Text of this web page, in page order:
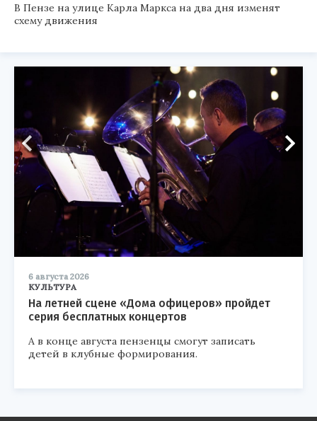
В Пензе на улице Карла Маркса на два дня изменят
схему движения
6 августа 2026
КУЛЬТУРА
На летней сцене «Дома офицеров» пройдет
серия бесплатных концертов
А в конце августа пензенцы смогут записать
детей в клубные формирования.